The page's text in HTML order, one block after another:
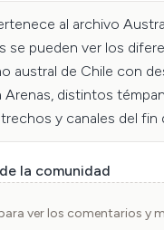
al archivo
se pueden ver los
austral de Chile con
Arenas, distintos
y canales del fin
la comunidad
ver los comentarios y